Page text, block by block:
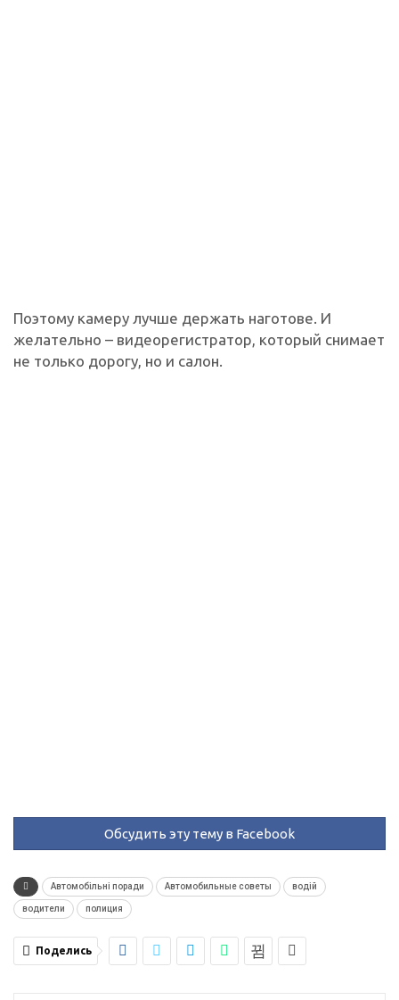
Поэтому камеру лучше держать наготове. И
желательно – видеорегистратор, который снимает
не только дорогу, но и салон.
Обсудить эту тему в Facebook
Автомобільні поради Автомобильные советы водій
водители полиция
Поделись